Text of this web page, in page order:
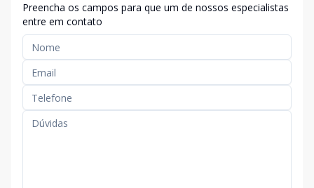
Preencha os campos para que um de nossos especialistas
entre em contato